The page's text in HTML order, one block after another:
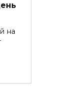
на